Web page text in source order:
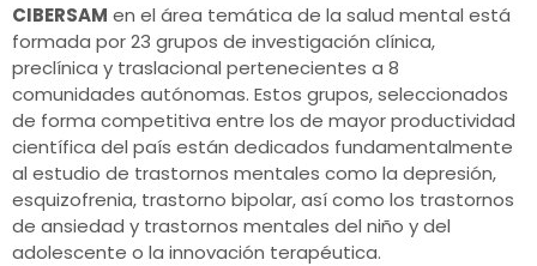
CIBERSAM en el área temática de la salud mental está
formada por 23 grupos de investigación clínica,
preclínica y traslacional pertenecientes a 8
comunidades autónomas. Estos grupos, seleccionados
de forma competitiva entre los de mayor productividad
científica del país están dedicados fundamentalmente
al estudio de trastornos mentales como la depresión,
esquizofrenia, trastorno bipolar, así como los trastornos
de ansiedad y trastornos mentales del niño y del
adolescente o la innovación terapéutica.